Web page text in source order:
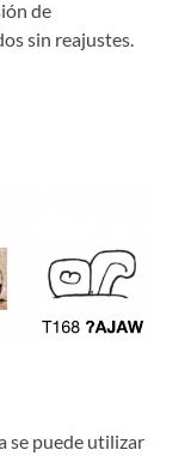
de
sin reajustes.
se puede utilizar